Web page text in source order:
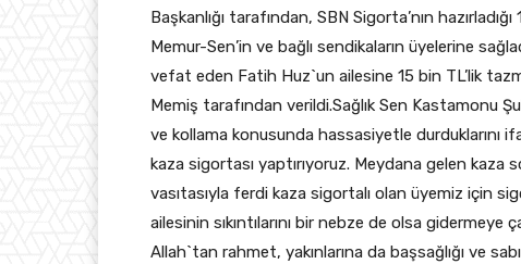
Başkanlığı tarafından, SBN Sigorta’nın
Memur-Sen’in ve bağlı sendikaların üyelerine
vefat eden Fatih Huz`un ailesine 15 bin TL’lik
Memiş tarafından verildi.Sağlık Sen Kastamonu
ve kollama konusunda hassasiyetle durduklarını
kaza sigortası yaptırıyoruz. Meydana gelen
vasıtasıyla ferdi kaza sigortalı olan üyemiz için
ailesinin sıkıntılarını bir nebze de olsa
Allah`tan rahmet, yakınlarına da başsağlığı ve